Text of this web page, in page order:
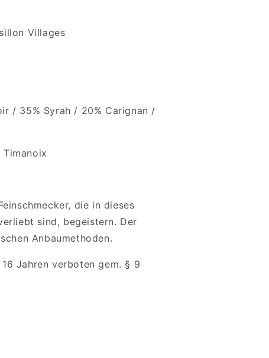
Villages
/ 35% Syrah / 20% Carignan /
die in dieses
sind, begeistern. Der
Anbaumethoden.
Jahren verboten gem. § 9